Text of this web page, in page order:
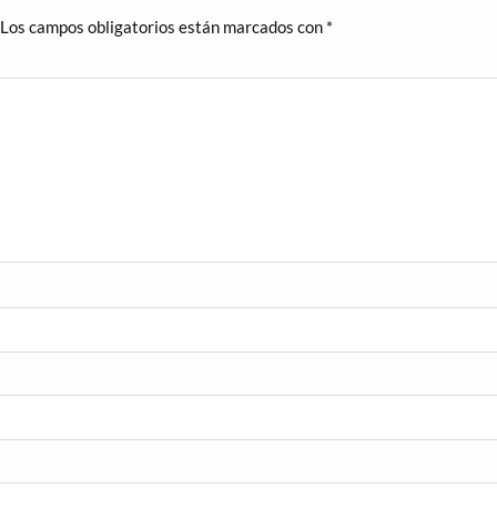
Los campos obligatorios están marcados con *